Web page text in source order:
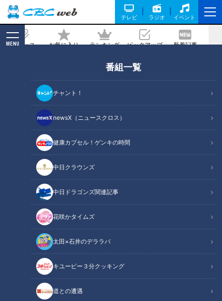
テレビ ラジオ イベント
ニュース お気に入り ランキング ピックアップ 新着記事
MENU
番組一覧
チャント！
newsX（ニュースクロス）
健康カプセル！ゲンキの時間
中日クラウンズ
中日ドラゴンズ関連記事
花咲かタイムズ
太田×石井のデララバ
キユーピー３分クッキング
道との遭遇
ナブルな経営を推進
2026/06/03 17:50
動画配信期限 2028年3月31日（金）23:59まで
チャント！
「よしお兄さんのもっと“みえ”推し！」動画